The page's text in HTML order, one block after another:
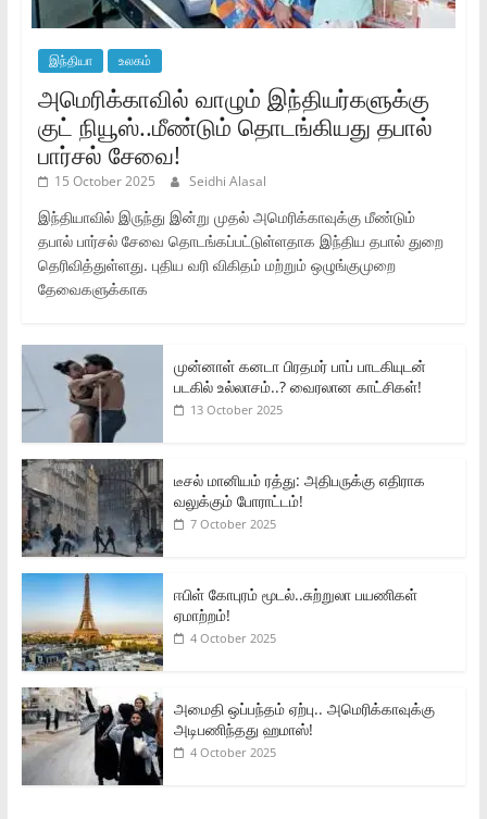
இந்தியா உலகம்
அமெரிக்காவில் வாழும் இந்தியர்களுக்கு
குட் நியூஸ்..மீண்டும் தொடங்கியது தபால்
பார்சல் சேவை!
15 October 2025 Seidhi Alasal
இந்தியாவில் இருந்து இன்று முதல் அமெரிக்காவுக்கு மீண்டும்
தபால் பார்சல் சேவை தொடங்கப்பட்டுள்ளதாக இந்திய தபால் துறை
தெரிவித்துள்ளது. புதிய வரி விகிதம் மற்றும் ஒழுங்குமுறை
தேவைகளுக்காக
முன்னாள் கனடா பிரதமர் பாப் பாடகியுடன்
படகில் உல்லாசம்..? வைரலான காட்சிகள்!
13 October 2025
டீசல் மானியம் ரத்து: அதிபருக்கு எதிராக
வலுக்கும் போராட்டம்!
7 October 2025
ஈபிள் கோபுரம் மூடல்..சுற்றுலா பயணிகள்
ஏமாற்றம்!
4 October 2025
அமைதி ஒப்பந்தம் ஏற்பு.. அமெரிக்காவுக்கு
அடிபணிந்தது ஹமாஸ்!
4 October 2025